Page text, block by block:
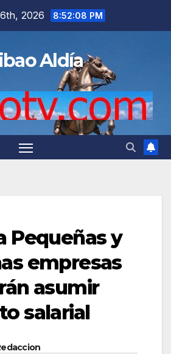
2026 8:52:09 PM
Aldía
Pequeñas y
empresas
asumir
salarial